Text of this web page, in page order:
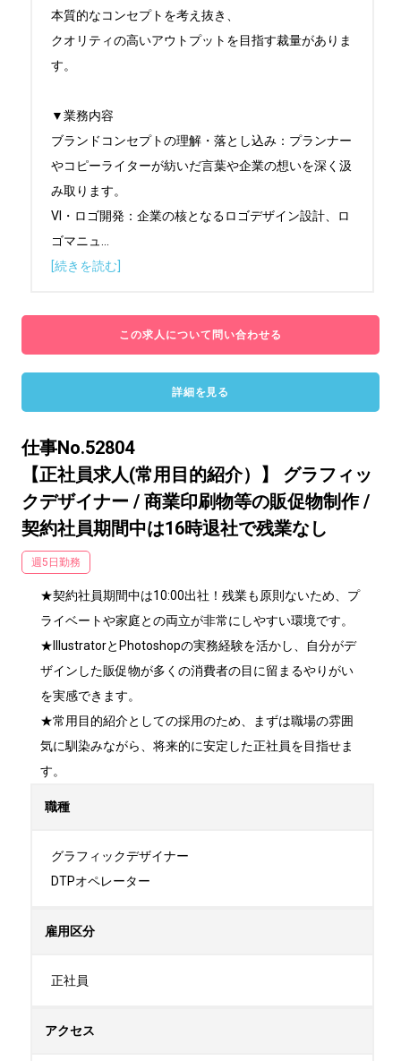
本質的なコンセプトを考え抜き、
クオリティの高いアウトプットを目指す裁量がありま
す。
▼業務内容
ブランドコンセプトの理解・落とし込み：プランナー
やコピーライターが紡いだ言葉や企業の想いを深く汲
み取ります。
VI・ロゴ開発：企業の核となるロゴデザイン設計、ロ
ゴマニュ
[続きを読む]
この求人について問い合わせる
詳細を見る
仕事No.52804
【正社員求人(常用目的紹介）】 グラフィッ
クデザイナー / 商業印刷物等の販促物制作 /
契約社員期間中は16時退社で残業なし
週5日勤務
★契約社員期間中は10:00出社！残業も原則ないため、プ
ライベートや家庭との両立が非常にしやすい環境です。
★IllustratorとPhotoshopの実務経験を活かし、自分がデ
ザインした販促物が多くの消費者の目に留まるやりがい
を実感できます。
★常用目的紹介としての採用のため、まずは職場の雰囲
気に馴染みながら、将来的に安定した正社員を目指せま
す。
職種
グラフィックデザイナー
DTPオペレーター
雇用区分
正社員
アクセス